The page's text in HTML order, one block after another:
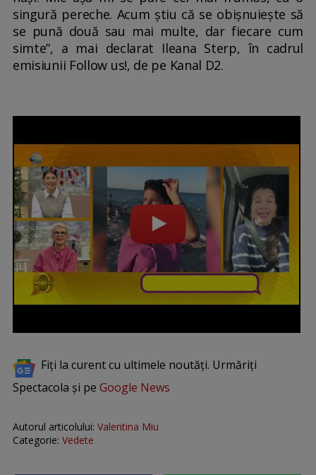
singură pereche. Acum știu că se obișnuiește să
se pună două sau mai multe, dar fiecare cum
simte”, a mai declarat Ileana Sterp, în cadrul
emisiunii Follow us!, de pe Kanal D2.
Fiți la curent cu ultimele noutăți. Urmăriți
Spectacola și pe Google News
Autorul articolului: Valentina Miu
Categorie: Vedete